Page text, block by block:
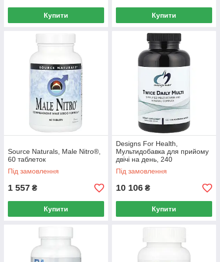
Купити Купити
Source Naturals, Male Nitro®,
60 таблеток
Під замовлення
1 557 ₴
Купити
Designs For Health,
Мультидобавка для прийому
двічі на день, 240
вегетаріанських капсул
Під замовлення
10 106 ₴
Купити